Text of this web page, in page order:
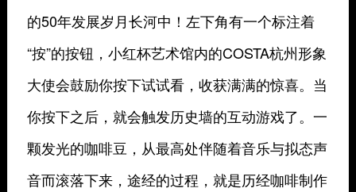
的50年发展岁月长河中！左下角有一个标注着
“按”的按钮，小红杯艺术馆内的COSTA杭州形象
大使会鼓励你按下试试看，收获满满的惊喜。当
你按下之后，就会触发历史墙的互动游戏了。一
颗发光的咖啡豆，从最高处伴随着音乐与拟态声
音而滚落下来，途经的过程，就是历经咖啡制作